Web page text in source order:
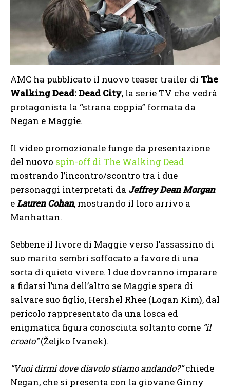
AMC ha pubblicato il nuovo teaser trailer di The
Walking Dead: Dead City, la serie TV che vedrà
protagonista la “strana coppia” formata da
Negan e Maggie.
Il video promozionale funge da presentazione
del nuovo spin-off di The Walking Dead
mostrando l’incontro/scontro tra i due
personaggi interpretati da Jeffrey Dean Morgan
eLauren Cohan, mostrando il loro arrivo a
Manhattan.
Sebbene il livore di Maggie verso l’assassino di
suo marito sembri soffocato a favore di una
sorta di quieto vivere. I due dovranno imparare
a fidarsi l’una dell’altro se Maggie spera di
salvare suo figlio, Hershel Rhee (Logan Kim), dal
pericolo rappresentato da una losca ed
enigmatica figura conosciuta soltanto come “il
croato”(Željko Ivanek).
“Vuoi dirmi dove diavolo stiamo andando?”chiede
Negan, che si presenta con la giovane Ginny